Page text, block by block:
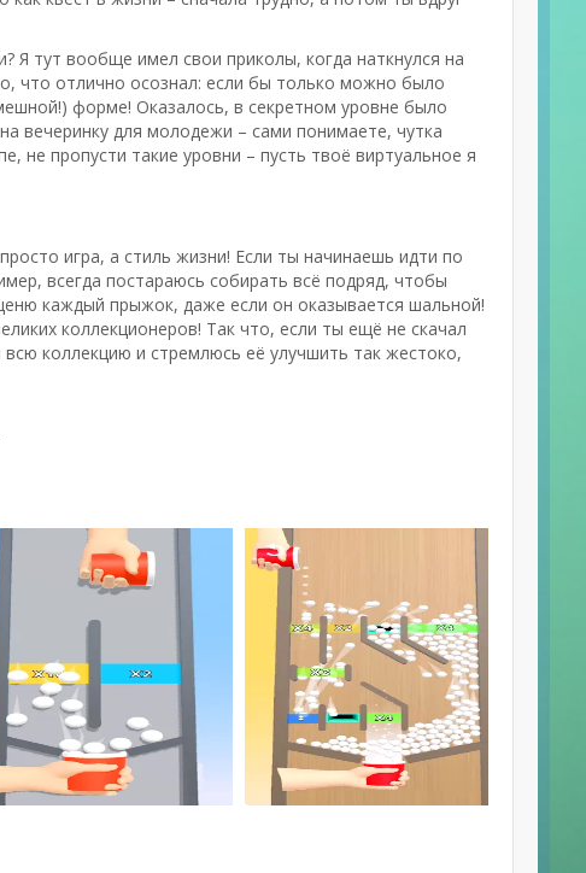
Я тут вообще имел свои приколы, когда наткнулся на
что отлично осознал: если бы только можно было
форме! Оказалось, в секретном уровне было
вечеринку для молодежи – сами понимаете, чутка
не пропусти такие уровни – пусть твоё виртуальное я
игра, а стиль жизни! Если ты начинаешь идти по
всегда постараюсь собирать всё подряд, чтобы
каждый прыжок, даже если он оказывается шальной!
коллекционеров! Так что, если ты ещё не скачал
коллекцию и стремлюсь её улучшить так жестоко,